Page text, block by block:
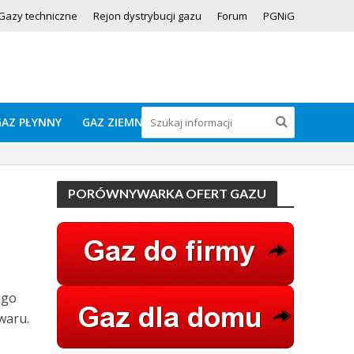
techniczne Rejon dystrybucji gazu Forum PGNiG
PŁYNNY GAZ ZIEMNY
PORÓWNYWARKA OFERT GAZU